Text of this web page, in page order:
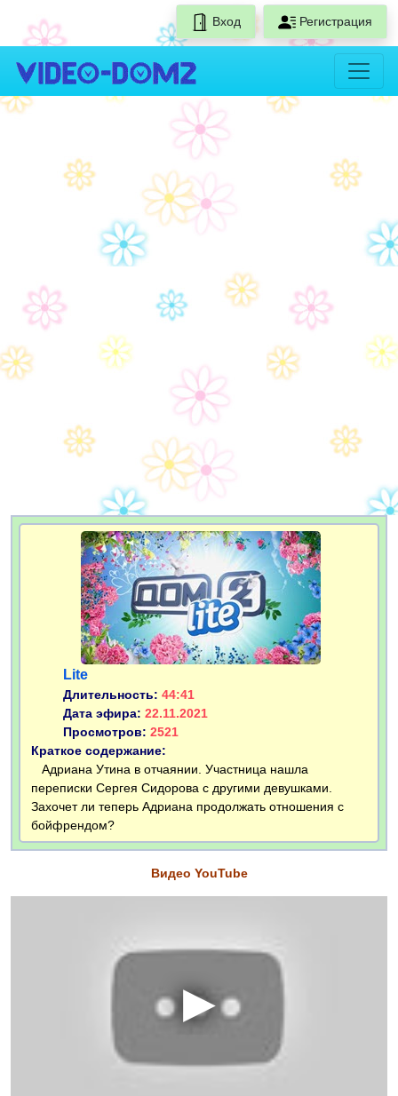
Вход Регистрация
Lite
Длительность: 44:41
Дата эфира: 22.11.2021
Просмотров: 2521
Краткое содержание:
Адриана Утина в отчаянии. Участница нашла
переписки Сергея Сидорова с другими девушками.
Захочет ли теперь Адриана продолжать отношения с
бойфрендом?
Видео YouTube